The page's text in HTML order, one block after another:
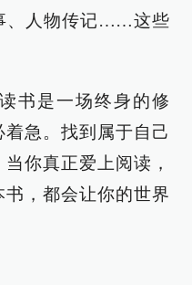
、人物传记……这些
书是一场终身的修
急。找到属于自己
你真正爱上阅读，
，都会让你的世界